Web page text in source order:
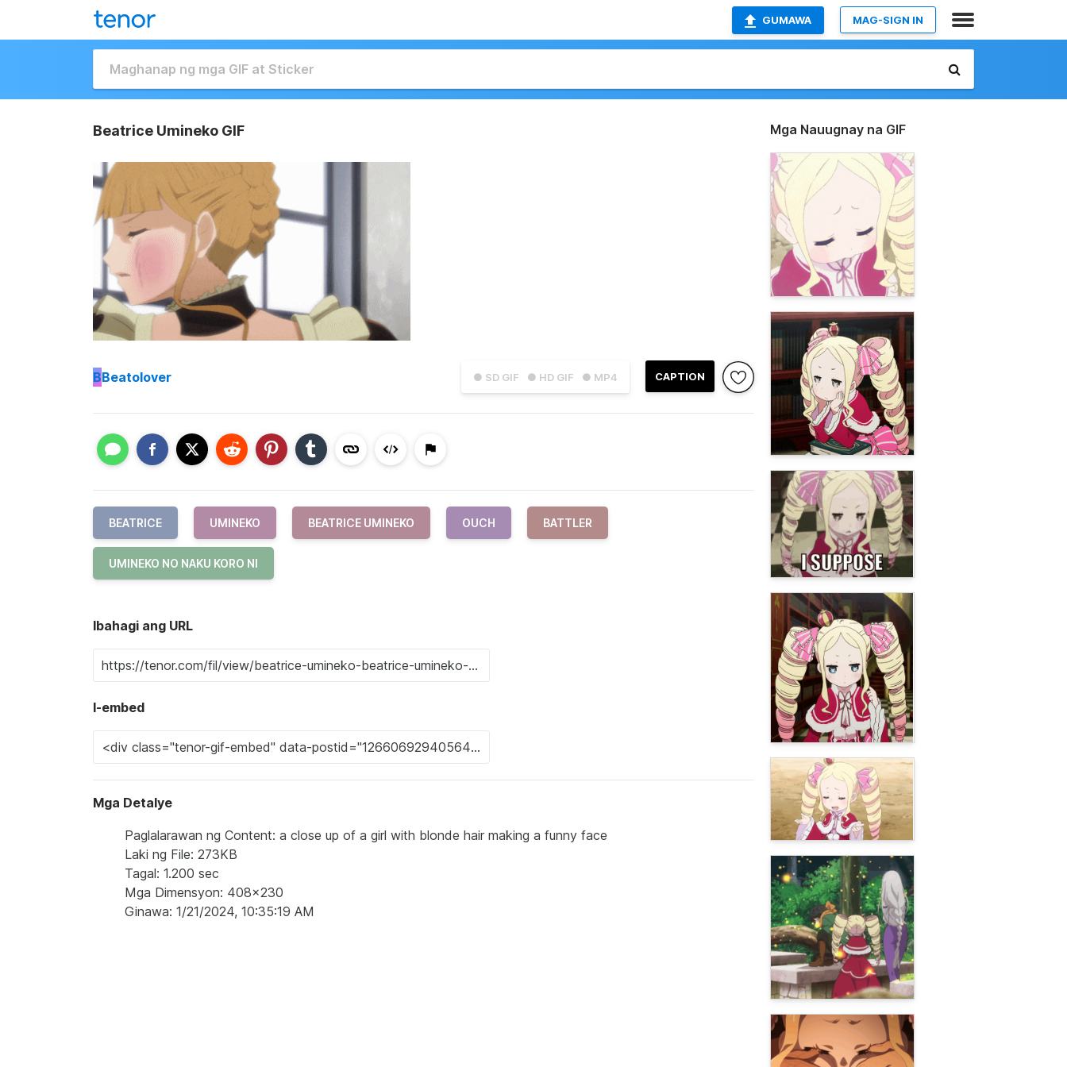
GUMAWA MAG-SIGN IN
Beatrice Umineko GIF
● SD GIF ● HD GIF ● MP4 CAPTION
BBeatolover
BEATRICE UMINEKO BEATRICE UMINEKO OUCH BATTLER
UMINEKO NO NAKU KORO NI
Ibahagi ang URL
I-embed
Mga Detalye
Paglalarawan ng Content: a close up of a girl with blonde hair making a funny face
Laki ng File: 273KB
Tagal: 1.200 sec
Mga Dimensyon: 408x230
Ginawa: 1/21/2024, 10:35:19 AM
Mga Nauugnay na GIF